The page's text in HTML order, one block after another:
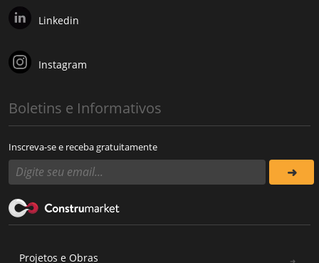
Linkedin
Instagram
Boletins e Informativos
Inscreva-se e receba gratuitamente
Projetos e Obras